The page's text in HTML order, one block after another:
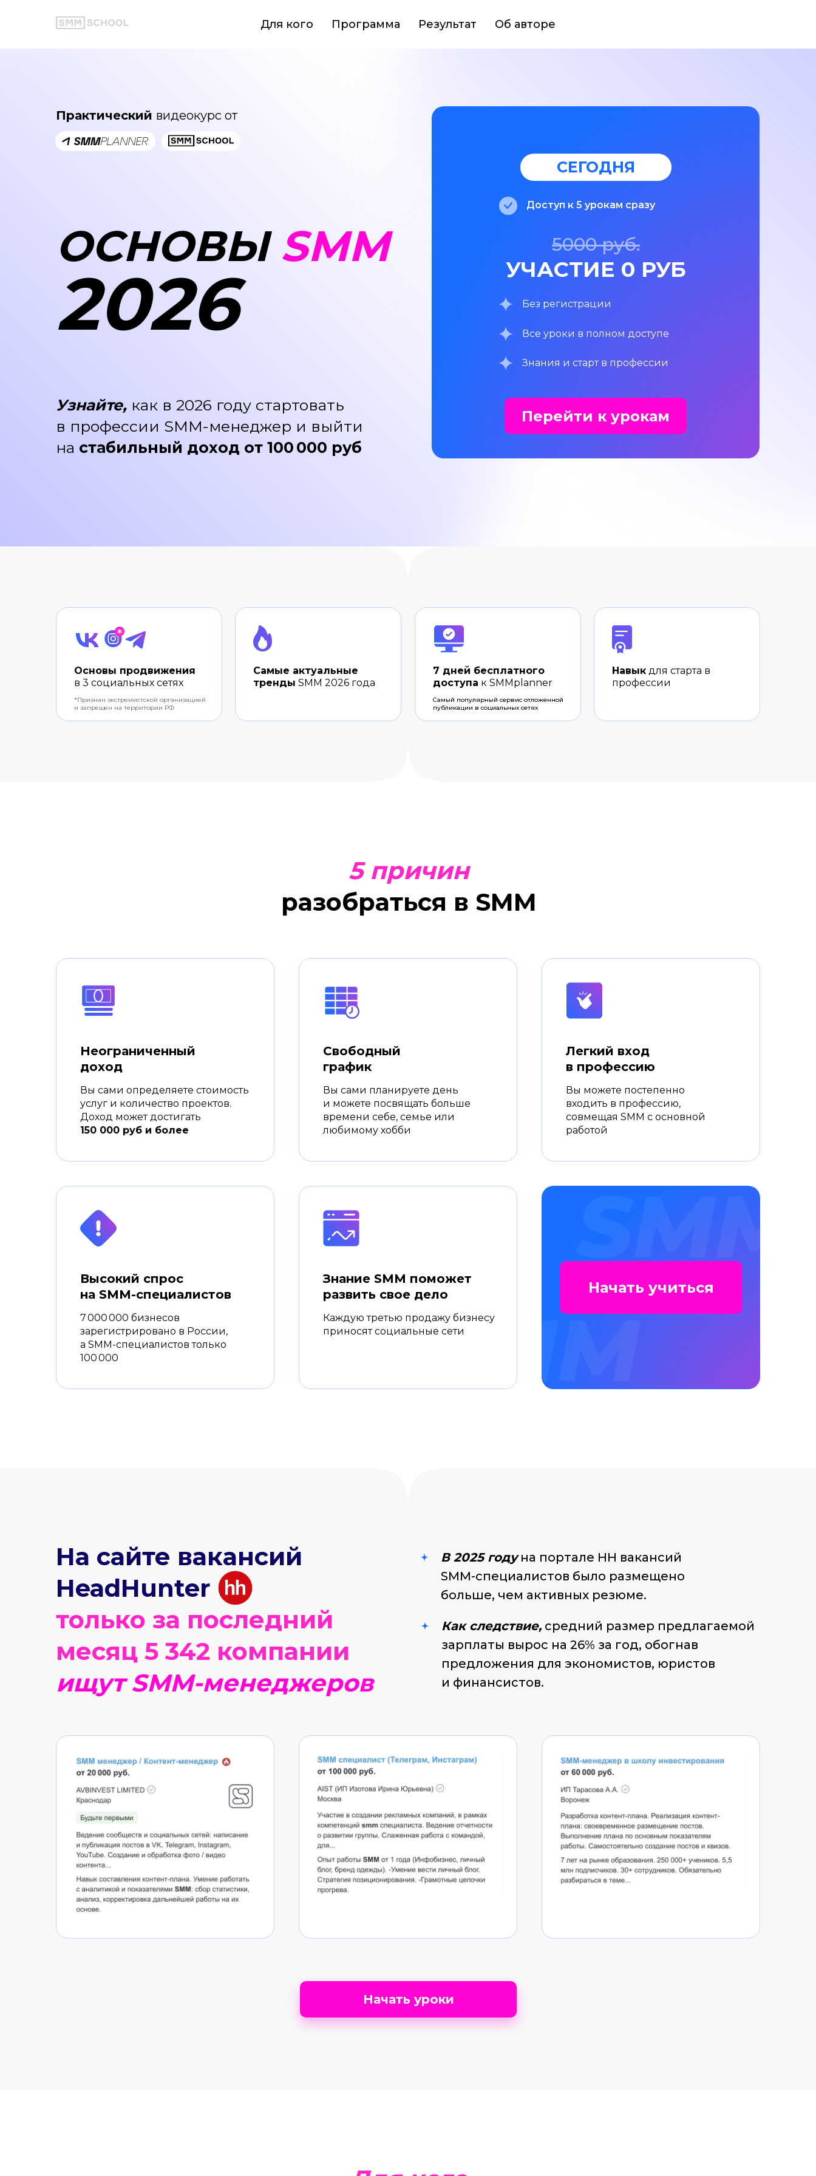
Для кого Программа Результат Об авторе
Практический видеокурс от
ОСНОВЫSMM
Узнайте, как в 2026 году стартовать
в профессии SMM-менеджер и выйти
на стабильный доход от 100 000 руб
Перейти к урокам
5000 руб.
УЧАСТИЕ 0 РУБ
2026
Доступ к 5 урокам сразу
СЕГОДНЯ
Знания и старт в профессии
Без регистрации
Все уроки в полном доступе
Основы продвижения
в 3 социальных сетях
*Признан экстремистской организацией
и запрещен на территории РФ
Самые актуальные
тренды SMM 2026 года
7 дней бесплатного
доступа к SMMplanner
Навык для старта в
профессии
Самый популярный сервис отложенной
публикации в социальных сетях
5 причин
разобраться в SMM
Неограниченный
доход
Вы сами определяете стоимость
услуг и количество проектов.
Доход может достигать
150 000 руб и более
Свободный
график
Вы сами планируете день
и можете посвящать больше
времени себе, семье или
любимому хобби
Легкий вход
в профессию
Вы можете постепенно
входить в профессию,
совмещая SMM с основной
работой
Высокий спрос
на SMM-специалистов
7 000 000 бизнесов
зарегистрировано в России,
а SMM-специалистов только
100 000
Знание SMM поможет
развить свое дело
Каждую третью продажу бизнесу
приносят социальные сети
Начать учиться
На сайте вакансий
HeadHunter
только за последний
месяц 5 342 компании
ищут SMM-менеджеров
В 2025 годуна портале HH вакансий
SMM-специалистов было размещено
больше, чем активных резюме.
Как следствие, средний размер предлагаемой
зарплаты вырос на 26% за год, обогнав
предложения для экономистов, юристов
и финансистов.
Начать уроки